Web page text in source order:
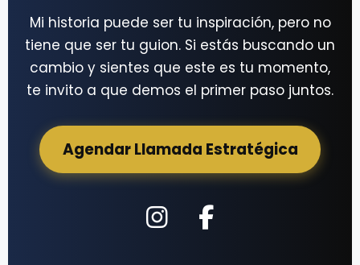
Mi historia puede ser tu inspiración, pero no
tiene que ser tu guion. Si estás buscando un
cambio y sientes que este es tu momento,
te invito a que demos el primer paso juntos.
Agendar Llamada Estratégica